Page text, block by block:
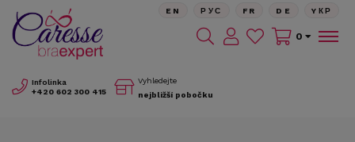
Infolinka
+420 602 300 415
Vyhledejte
nejbližší pobočku
EN РУС FR DE YКР
0